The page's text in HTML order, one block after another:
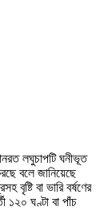
বলে জানিয়েছে
বা ভারি বর্ষণের
১২০ ঘণ্টা বা পাঁচ